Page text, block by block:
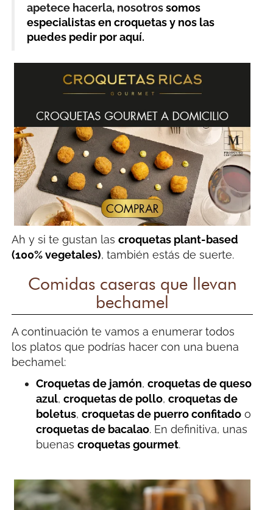
apetece hacerla, nosotrossomos
especialistas en croquetas y nos las
puedes pedir por aquí.
Ah y si te gustan lascroquetas plant-based
(100% vegetales), también estás de suerte.
Comidas caseras que llevan
bechamel
A continuación te vamos a enumerar todos
los platos que podrías hacer con una buena
bechamel:
Croquetas de jamón,croquetas de queso
azul,croquetas de pollo,croquetas de
boletus,croquetas de puerro confitado o
croquetas de bacalao. En definitiva, unas
buenascroquetas gourmet.